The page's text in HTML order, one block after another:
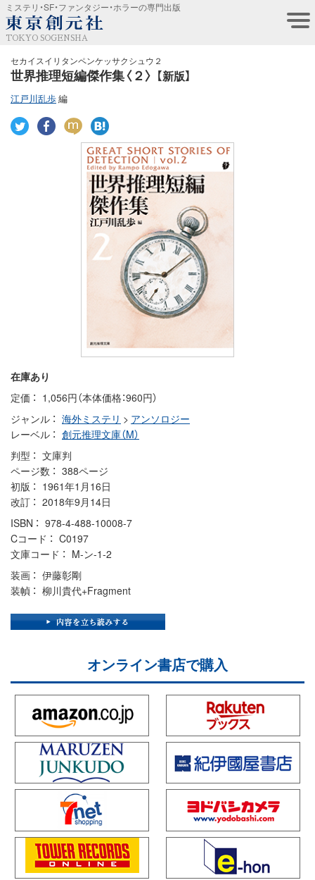
ミステリ・SF・ファンタジー・ホラーの専門出版
TOKYO SOGENSHA
セカイスイリタンペンケッサクシュウ２
世界推理短編傑作集〈２〉 【新版】
江戸川乱歩編
在庫あり
定価
1,056円（本体価格：960円）
ジャンル
海外ミステリ > アンソロジー
レーベル
創元推理文庫（M）
判型
文庫判
ページ数
388ページ
初版
1961年1月16日
改訂
2018年9月14日
ISBN
978-4-488-10008-7
Cコード
C0197
文庫コード
M-ン-1-2
装画
伊藤彰剛
装幀
柳川貴代+Fragment
オンライン書店で購入